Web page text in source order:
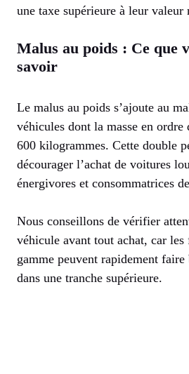
une taxe supérieure à leur valeur
Malus au poids : Ce que
savoir
Le malus au poids s’ajoute au
véhicules dont la masse en ordre
600 kilogrammes. Cette double
décourager l’achat de voitures
énergivores et consommatrices
Nous conseillons de vérifier
véhicule avant tout achat, car
gamme peuvent rapidement
dans une tranche supérieure.